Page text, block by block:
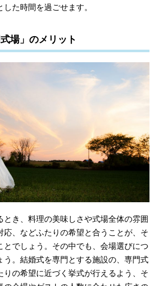
した時間を過ごせます。
場」のメリット
とき、料理の美味しさや式場全体の雰囲
応、などふたりの希望と合うことが、そ
とでしょう。その中でも、会場選びにつ
う。結婚式を専門とする施設の、専門式
りの希望に近づく挙式が行えるよう、そ